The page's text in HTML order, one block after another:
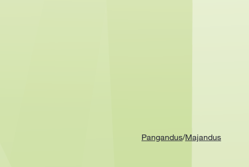
Pangandus/Majandus